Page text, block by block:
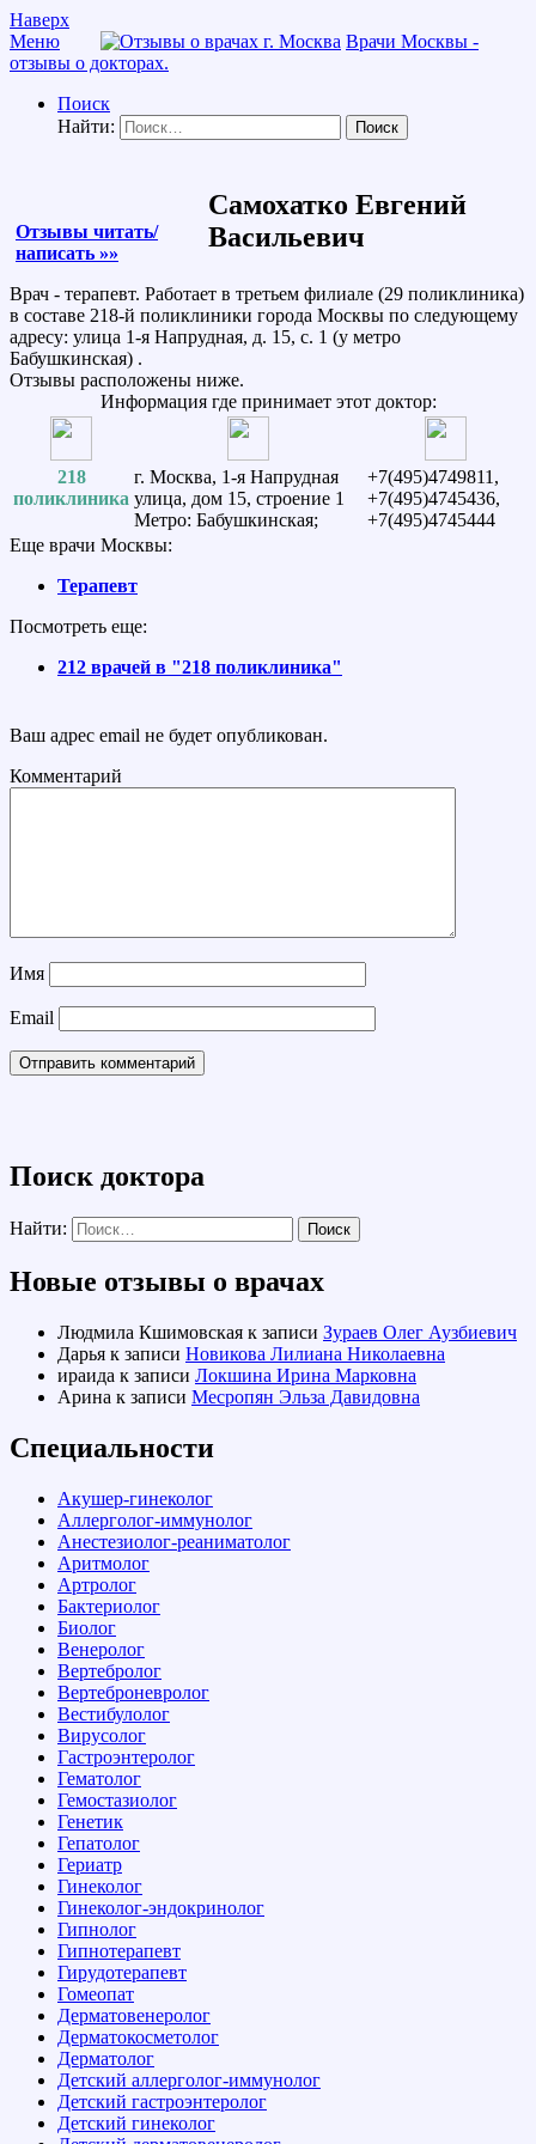
Наверх
Меню
Врачи Москвы -
отзывы о докторах.
Поиск
Найти:
Отзывы читать/
написать »»
Самохатко Евгений
Васильевич
Врач - терапевт. Работает в третьем филиале (29 поликлиника)
в составе 218-й поликлиники города Москвы по следующему
адресу: улица 1-я Напрудная, д. 15, с. 1 (у метро
Бабушкинская) .
Отзывы расположены ниже.
Информация где принимает этот доктор:
218
поликлиника
г. Москва, 1-я Напрудная
улица, дом 15, строение 1
Метро: Бабушкинская;
+7(495)4749811,
+7(495)4745436,
+7(495)4745444
Еще врачи Москвы:
Терапевт
Посмотреть еще:
212 врачей в "218 поликлиника"
Ваш адрес email не будет опубликован.
Комментарий
Имя
Email
Поиск доктора
Найти:
Новые отзывы о врачах
Людмила Кшимовская к записи Зураев Олег Аузбиевич
Дарья к записи Новикова Лилиана Николаевна
ираида к записи Локшина Ирина Марковна
Арина к записи Месропян Эльза Давидовна
Специальности
Акушер-гинеколог
Аллерголог-иммунолог
Анестезиолог-реаниматолог
Аритмолог
Артролог
Бактериолог
Биолог
Венеролог
Вертебролог
Вертеброневролог
Вестибулолог
Вирусолог
Гастроэнтеролог
Гематолог
Гемостазиолог
Генетик
Гепатолог
Гериатр
Гинеколог
Гинеколог-эндокринолог
Гипнолог
Гипнотерапевт
Гирудотерапевт
Гомеопат
Дерматовенеролог
Дерматокосметолог
Дерматолог
Детский аллерголог-иммунолог
Детский гастроэнтеролог
Детский гинеколог